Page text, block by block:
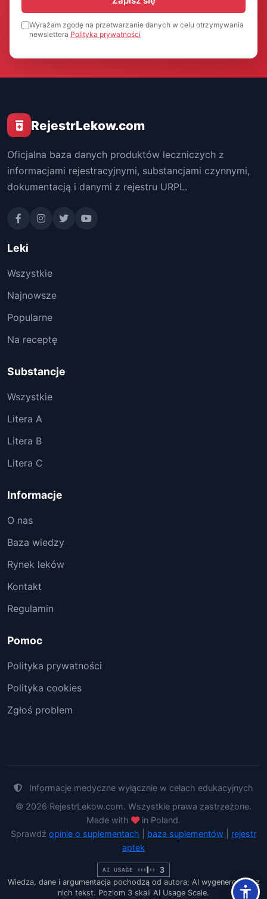
Wyrażam zgodę na przetwarzanie danych w celu otrzymywania
newslettera Polityka prywatności
RejestrLekow.com
Oficjalna baza danych produktów leczniczych z
informacjami rejestracyjnymi, substancjami czynnymi,
dokumentacją i danymi z rejestru URPL.
Leki
Wszystkie
Najnowsze
Popularne
Na receptę
Substancje
Wszystkie
Litera A
Litera B
Litera C
Informacje
O nas
Baza wiedzy
Rynek leków
Kontakt
Regulamin
Pomoc
Polityka prywatności
Polityka cookies
Zgłoś problem
Informacje medyczne wyłącznie w celach edukacyjnych
© 2026 RejestrLekow.com. Wszystkie prawa zastrzeżone.
Made with
in Poland.
Sprawdź opinie o suplementach baza suplementów
rejestr
aptek
Wiedza, dane i argumentacja pochodzą od autora; AI wygenerowało z
nich tekst. Poziom 3 skali AI Usage Scale.